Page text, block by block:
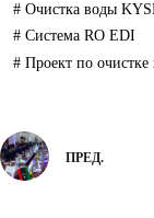
#Очистка воды
#Система RO EDI
#Проект по очистке
ПРЕД.